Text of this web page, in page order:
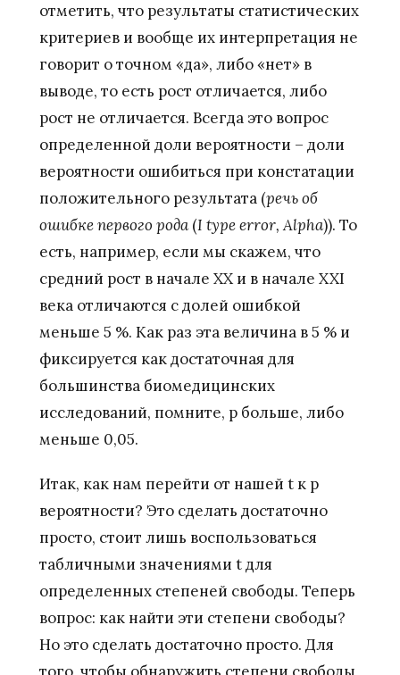
отметить, что результаты статистических
критериев и вообще их интерпретация не
говорит о точном «да», либо «нет» в
выводе, то есть рост отличается, либо
рост не отличается. Всегда это вопрос
определенной доли вероятности – доли
вероятности ошибиться при констатации
положительного результата (речь об
ошибке первого рода (I typeerror,Alpha)). То
есть, например, если мы скажем, что
средний рост в начале ХХ и в начале XXI
века отличаются с долей ошибкой
меньше 5 %. Как раз эта величина в 5 % и
фиксируется как достаточная для
большинства биомедицинских
исследований, помните, р больше, либо
меньше 0,05.
Итак, как нам перейти от нашей t к р
вероятности? Это сделать достаточно
просто, стоит лишь воспользоваться
табличными значениями t для
определенных степеней свободы. Теперь
вопрос: как найти эти степени свободы?
Но это сделать достаточно просто. Для